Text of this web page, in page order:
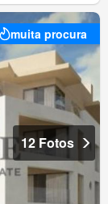
muita procura
12 Fotos